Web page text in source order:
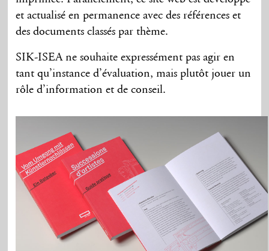
et actualisé en permanence avec des références et
des documents classés par thème.
SIK-ISEA ne souhaite expressément pas agir en
tant qu’instance d’évaluation, mais plutôt jouer un
rôle d’information et de conseil.